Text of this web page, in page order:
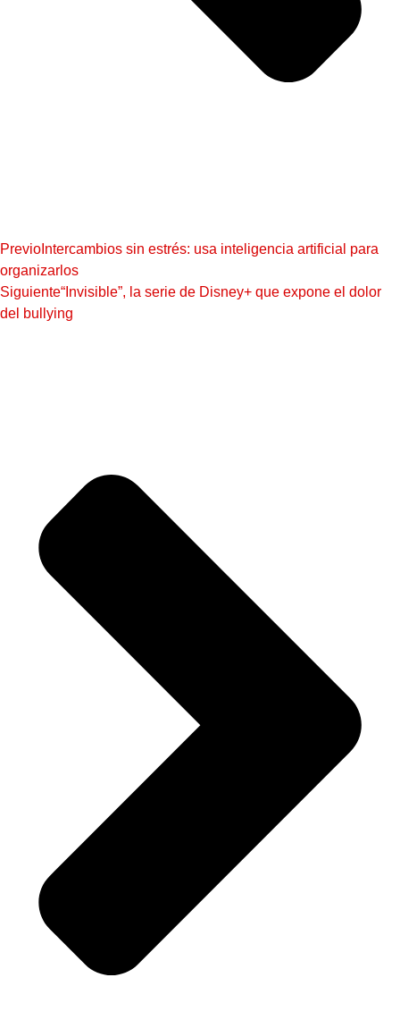
Previo Intercambios sin estrés: usa inteligencia artificial para
organizarlos
Siguiente“Invisible”, la serie de Disney+ que expone el dolor
del bullying